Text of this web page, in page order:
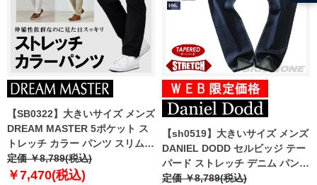
【SB0322】大きいサイズ メンズ
DREAM MASTER 5ポケット ス
トレッチ カラー パンツ スリムフ
ィット dmd-249001s
定価 ￥8,789(税込)
￥7,470(税込)
【sh0519】大きいサイズ メンズ
DANIEL DODD セルビッジ テー
パード ストレッチ デニム パンツ
azd-229006t
定価 ￥8,789(税込)